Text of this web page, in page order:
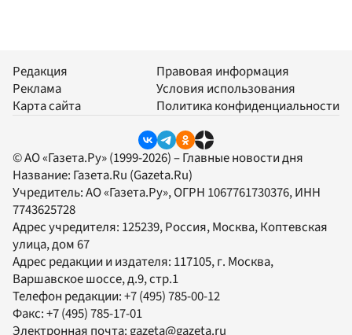
Редакция
Реклама
Карта сайта
Правовая информация
Условия использования
Политика конфиденциальности
© АО «Газета.Ру» (1999-2026) – Главные новости дня
Название: Газета.Ru (Gazeta.Ru)
Учредитель:АО «Газета.Ру», ОГРН 1067761730376, ИНН
7743625728
Адрес учредителя: 125239, Россия, Москва, Коптевская
улица, дом 67
Адрес редакции и издателя: 117105, г. Москва,
Варшавское шоссе, д.9, стр.1
Телефон редакции:+7 (495) 785-00-12
Факс:+7 (495) 785-17-01
Электронная почта: gazeta@gazeta.ru